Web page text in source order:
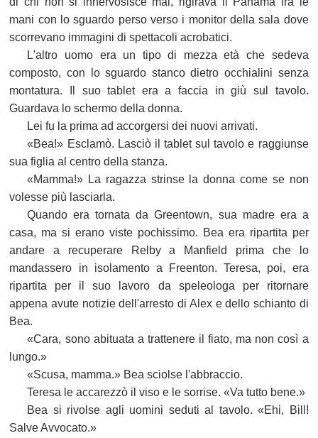
mani con lo sguardo perso verso i monitor della sala dove
scorrevano immagini di spettacoli acrobatici.
L'altro uomo era un tipo di mezza età che sedeva
composto, con lo sguardo stanco dietro occhialini senza
montatura. Il suo tablet era a faccia in giù sul tavolo.
Guardava lo schermo della donna.
Lei fu la prima ad accorgersi dei nuovi arrivati.
«Bea!» Esclamò. Lasciò il tablet sul tavolo e raggiunse
sua figlia al centro della stanza.
«Mamma!» La ragazza strinse la donna come se non
volesse più lasciarla.
Quando era tornata da Greentown, sua madre era a
casa, ma si erano viste pochissimo. Bea era ripartita per
andare a recuperare Relby a Manfield prima che lo
mandassero in isolamento a Freenton. Teresa, poi, era
ripartita per il suo lavoro da speleologa per ritornare
appena avute notizie dell'arresto di Alex e dello schianto di
Bea.
«Cara, sono abituata a trattenere il fiato, ma non così a
lungo.»
«Scusa, mamma.» Bea sciolse l'abbraccio.
Teresa le accarezzò il viso e le sorrise. «Va tutto bene.»
Bea si rivolse agli uomini seduti al tavolo. «Ehi, Bill!
Salve Avvocato.»